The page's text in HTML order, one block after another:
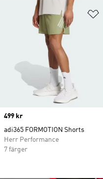
Price
499 kr
adi365 FORMOTION Shorts
Herr Performance
7 färger